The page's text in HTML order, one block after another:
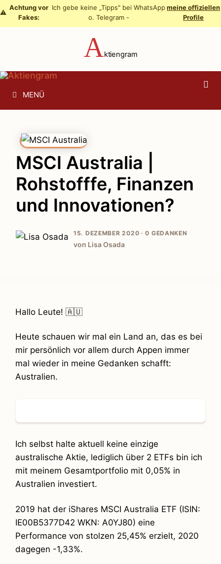
Zum
Inhalt
⚠️
Achtung vor
Fakes:
Ich gebe keine „Tipps" bei WhatsApp
o. Telegram -
meine offiziellen
Profile
Aktiengram
MENÜ
MSCI Australia |
Rohstofffe, Finanzen
und Innovationen?
15. DEZEMBER 2020 ·0 GEDANKEN
von Lisa Osada
Hallo Leute! 🇦🇺
Heute schauen wir mal ein Land an, das es bei
mir persönlich vor allem durch Appen immer
mal wieder in meine Gedanken schafft:
Australien.
Ich selbst halte aktuell keine einzige
australische Aktie, lediglich über 2 ETFs bin ich
mit meinem Gesamtportfolio mit 0,05% in
Australien investiert.
2019 hat der iShares MSCI Australia ETF (ISIN:
IE00B5377D42 WKN: A0YJ80) eine
Performance von stolzen 25,45% erzielt, 2020
dagegen -1,33%.